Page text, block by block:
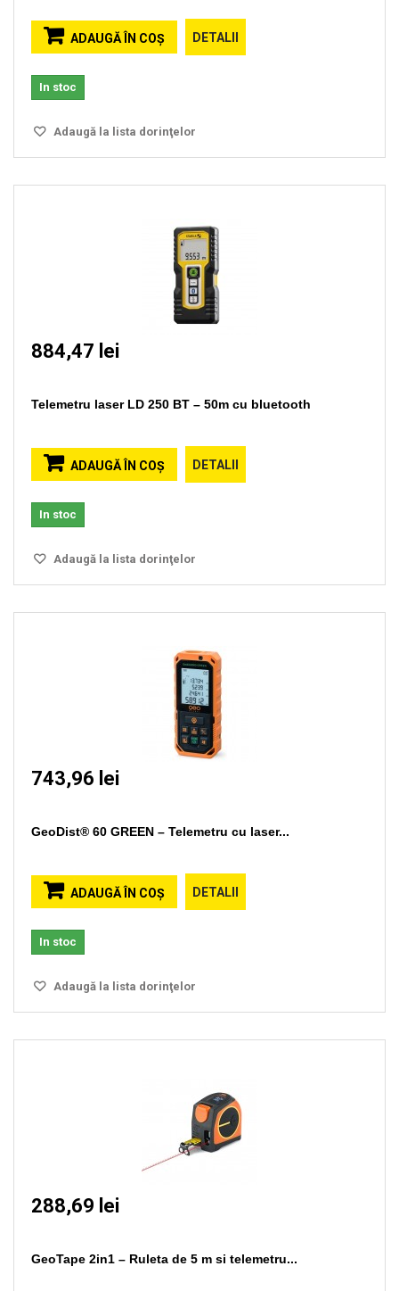
ADAUGĂ ÎN COŞ DETALII
In stoc
Adaugă la lista dorinţelor
884,47 lei
Telemetru laser LD 250 BT – 50m cu bluetooth
ADAUGĂ ÎN COŞ DETALII
In stoc
Adaugă la lista dorinţelor
743,96 lei
GeoDist® 60 GREEN – Telemetru cu laser...
ADAUGĂ ÎN COŞ DETALII
In stoc
Adaugă la lista dorinţelor
288,69 lei
GeoTape 2in1 – Ruleta de 5 m si telemetru...